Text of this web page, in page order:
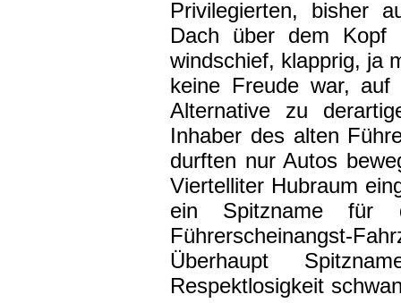
Privilegierten, bisher
Dach über dem Kopf
windschief, klapprig, ja
keine Freude war,
Alternative zu
Inhaber des alten
durften nur Autos
Viertelliter Hubraum
ein Spitzname für
Führerscheinangst-
Überhaupt
Respektlosigkeit